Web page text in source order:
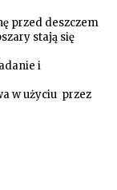
przed deszczem
stają się
i
w użyciu przez